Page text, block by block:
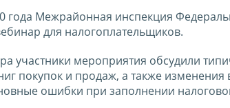
года Межрайонная инспекция
для налогоплательщиков.
участники мероприятия обсудили
покупок и продаж, а также изменения
ошибки при заполнении